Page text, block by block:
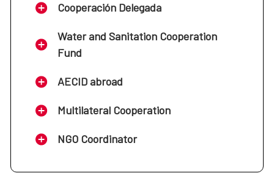
Cooperación Delegada
Water and Sanitation Cooperation
Fund
AECID abroad
Multilateral Cooperation
NGO Coordinator